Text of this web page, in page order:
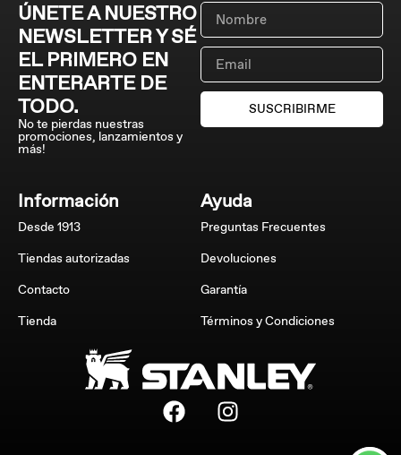
ÚNETE A NUESTRO
NEWSLETTER Y SÉ
EL PRIMERO EN
ENTERARTE DE
TODO.
No te pierdas nuestras
promociones, lanzamientos y
más!
SUSCRIBIRME
Información
Desde 1913
Tiendas autorizadas
Contacto
Tienda
Ayuda
Preguntas Frecuentes
Devoluciones
Garantía
Términos y Condiciones